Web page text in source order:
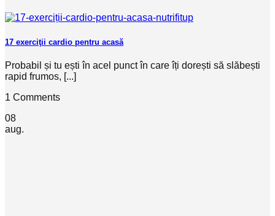
17 exerciţii cardio pentru acasă
Probabil și tu ești în acel punct în care îți dorești să slăbești
rapid frumos, [...]
1 Comments
08
aug.